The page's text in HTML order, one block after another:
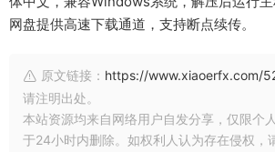
网盘提供高速下载通道，支持断点续传。
原文链接： https://www.xiaoerfx.com/
请注明出处。
本站资源均来自网络用户自发分享，仅限个
于24小时内删除。如权利人认为存在侵权，